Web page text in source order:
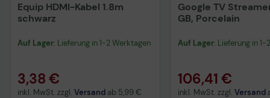
Equip HDMI-Kabel 1.8m
schwarz
Auf Lager: Lieferung in 1-2 Werktagen
3,38 €
inkl. MwSt. zzgl. Versand ab 5,99 €
Google TV
GB, Porcelain
Auf Lager: Lieferung in
106,41 €
inkl. MwSt. zzgl. Versand